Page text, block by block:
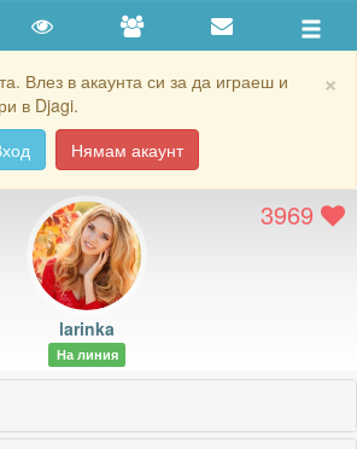
×
Влез в акаунта си за да играеш и
в Djagi.
Нямам акаунт
3969
larinka
На линия